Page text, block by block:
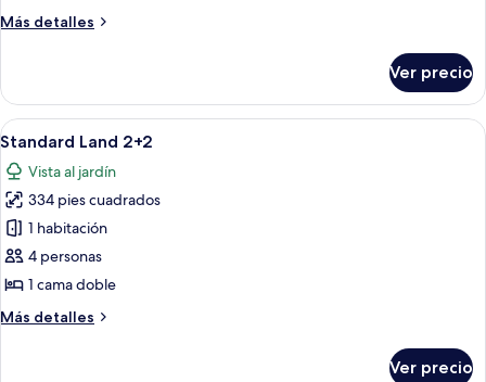
Más detalles
Más
Triple
Ver precio
Abrir
todas
las
fotos
de
Standard
Land
Habitación de hotel con cama, sofá,
8
Standard Land 2+2
Vista al jardín
334 pies cuadrados
1 habitación
4 personas
1 cama doble
Más detalles
Más
Ver precio